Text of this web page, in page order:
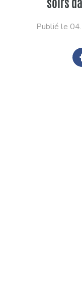
Publié le